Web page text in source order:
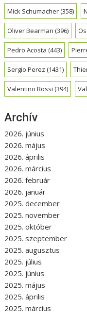
Mick Schumacher(358)
Oliver Bearman (396)
Pedro Acosta (443)
Sergio Perez (1431)
Valentino Rossi (394)
Archív
2026. június
2026. május
2026. április
2026. március
2026. február
2026. január
2025. december
2025. november
2025. október
2025. szeptember
2025. augusztus
2025. július
2025. június
2025. május
2025. április
2025. március